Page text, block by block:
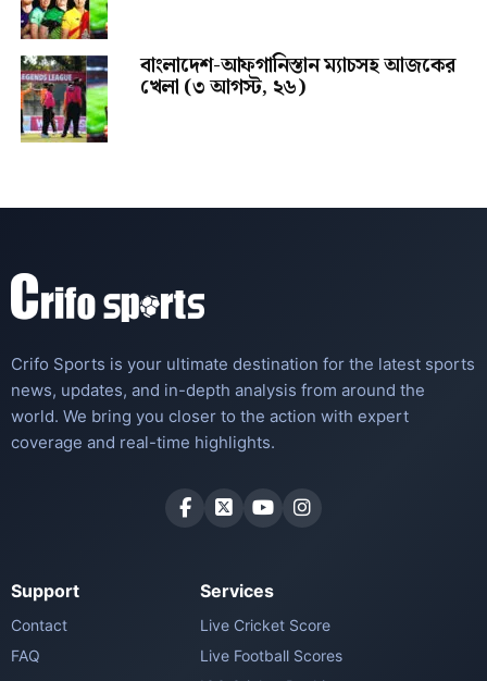
বাংলাদেশ-আফগানিস্তান ম্যাচসহ আজকের
খেলা (৩ আগস্ট, ২৬)
Crifo Sports is your ultimate destination for the latest sports
news, updates, and in-depth analysis from around the
world. We bring you closer to the action with expert
coverage and real-time highlights.
Support
Contact
FAQ
Services
Live Cricket Score
Live Football Scores